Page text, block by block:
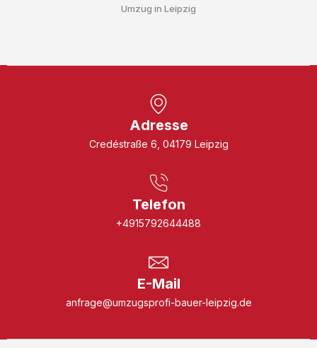
Umzug in Leipzig
Adresse
Credéstraße 6, 04179 Leipzig
Telefon
+4915792644488
E-Mail
anfrage@umzugsprofi-bauer-leipzig.de